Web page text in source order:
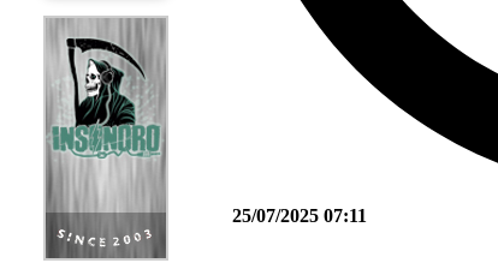
25/07/2025 07:11